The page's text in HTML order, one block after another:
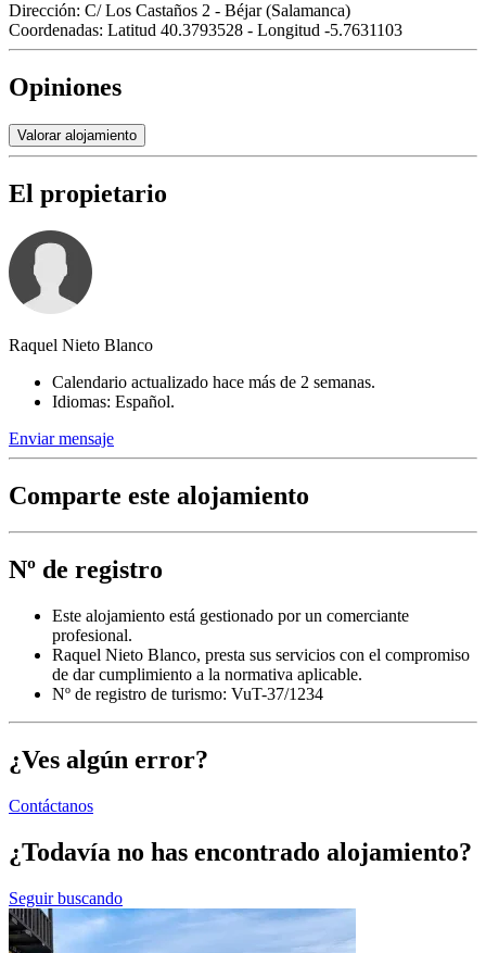
Dirección: C/ Los Castaños 2 - Béjar (Salamanca)
Coordenadas: Latitud 40.3793528 - Longitud -5.7631103
Opiniones
Valorar alojamiento
El propietario
Raquel Nieto Blanco
Calendario actualizado hace más de 2 semanas.
Idiomas: Español.
Enviar mensaje
Comparte este alojamiento
Nº de registro
Este alojamiento está gestionado por un comerciante
profesional.
Raquel Nieto Blanco, presta sus servicios con el compromiso
de dar cumplimiento a la normativa aplicable.
Nº de registro de turismo: VuT-37/1234
¿Ves algún error?
Contáctanos
¿Todavía no has encontrado alojamiento?
Seguir buscando